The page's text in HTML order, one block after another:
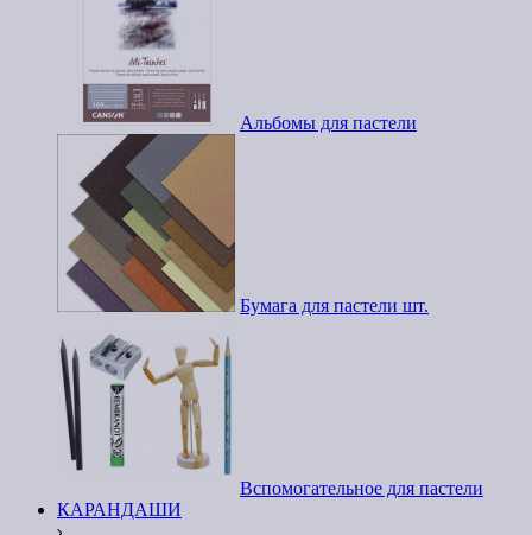
Альбомы для пастели
Бумага для пастели шт.
Вспомогательное для пастели
КАРАНДАШИ